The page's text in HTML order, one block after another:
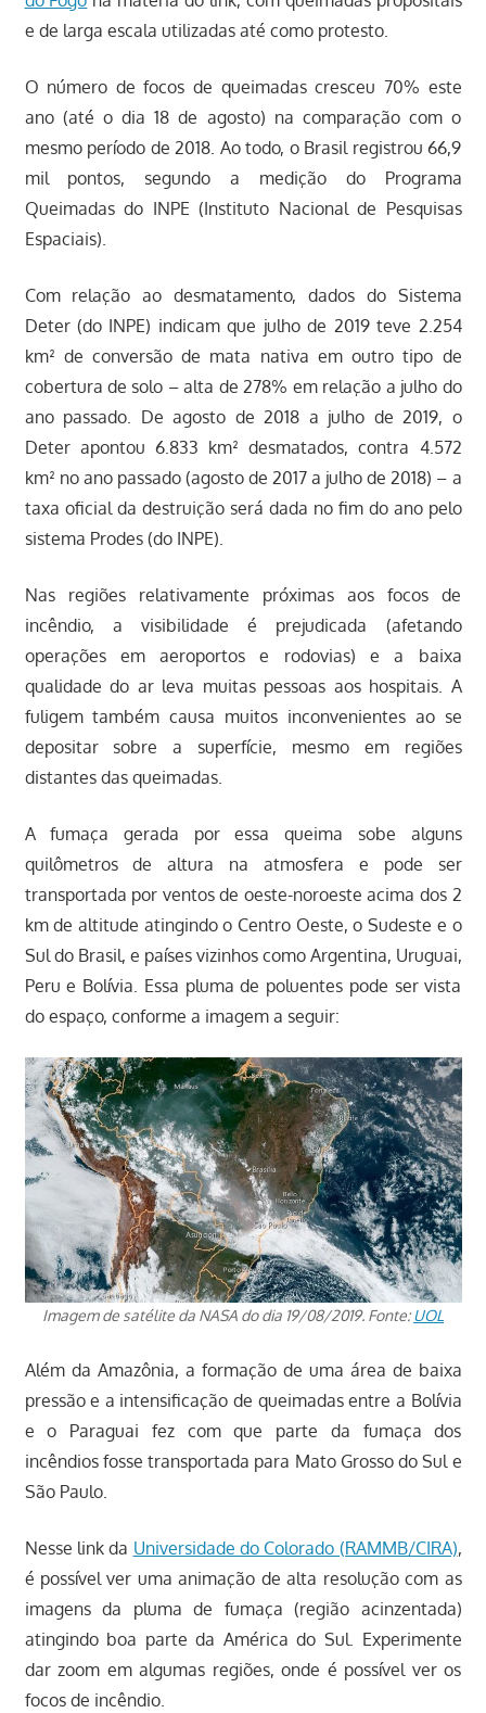
e de larga escala utilizadas até como protesto.
O número de focos de queimadas cresceu 70% este
ano (até o dia 18 de agosto) na comparação com o
mesmo período de 2018. Ao todo, o Brasil registrou 66,9
mil pontos, segundo a medição do Programa
Queimadas do INPE (Instituto Nacional de Pesquisas
Espaciais).
Com relação ao desmatamento, dados do Sistema
Deter (do INPE) indicam que julho de 2019 teve 2.254
km² de conversão de mata nativa em outro tipo de
cobertura de solo – alta de 278% em relação a julho do
ano passado. De agosto de 2018 a julho de 2019, o
Deter apontou 6.833 km² desmatados, contra 4.572
km² no ano passado (agosto de 2017 a julho de 2018) – a
taxa oficial da destruição será dada no fim do ano pelo
sistema Prodes (do INPE).
Nas regiões relativamente próximas aos focos de
incêndio, a visibilidade é prejudicada (afetando
operações em aeroportos e rodovias) e a baixa
qualidade do ar leva muitas pessoas aos hospitais. A
fuligem também causa muitos inconvenientes ao se
depositar sobre a superfície, mesmo em regiões
distantes das queimadas.
A fumaça gerada por essa queima sobe alguns
quilômetros de altura na atmosfera e pode ser
transportada por ventos de oeste-noroeste acima dos 2
km de altitude atingindo o Centro Oeste, o Sudeste e o
Sul do Brasil, e países vizinhos como Argentina, Uruguai,
Peru e Bolívia. Essa pluma de poluentes pode ser vista
do espaço, conforme a imagem a seguir:
Imagem de satélite da NASA do dia 19/08/2019. Fonte:UOL
Além da Amazônia, a formação de uma área de baixa
pressão e a intensificação de queimadas entre a Bolívia
e o Paraguai fez com que parte da fumaça dos
incêndios fosse transportada para Mato Grosso do Sul e
São Paulo.
Nesse link da Universidade do Colorado (RAMMB/CIRA),
é possível ver uma animação de alta resolução com as
imagens da pluma de fumaça (região acinzentada)
atingindo boa parte da América do Sul. Experimente
dar zoom em algumas regiões, onde é possível ver os
focos de incêndio.